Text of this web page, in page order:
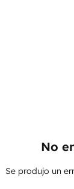
No
Se produjo un